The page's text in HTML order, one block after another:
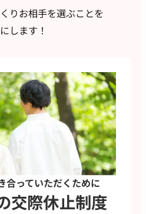
りお相手を選ぶことを
します！
合っていただくために
交際休止制度